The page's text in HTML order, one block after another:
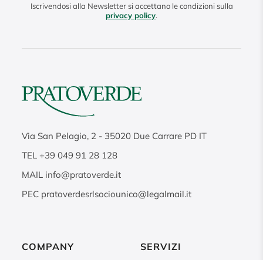
Iscrivendosi alla Newsletter si accettano le condizioni sulla
privacy policy.
Via San Pelagio, 2 - 35020 Due Carrare PD IT
TEL+39 049 91 28 128
MAIL info@pratoverde.it
PEC pratoverdesrlsociounico@legalmail.it
COMPANY SERVIZI